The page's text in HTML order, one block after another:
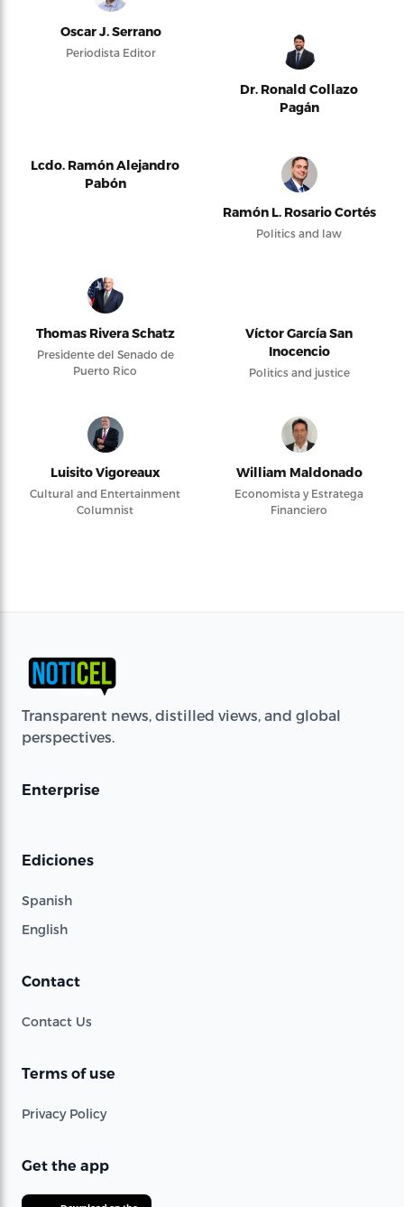
Oscar J. Serrano
Periodista Editor
Dr. Ronald Collazo
Pagán
Lcdo. Ramón Alejandro
Pabón
Ramón L. Rosario Cortés
Politics and law
Thomas Rivera Schatz
Presidente del Senado de
Puerto Rico
Víctor García San
Inocencio
Politics and justice
Luisito Vigoreaux
Cultural and Entertainment
Columnist
William Maldonado
Economista y Estratega
Financiero
Transparent news, distilled views, and global
perspectives.
Enterprise
Ediciones
Spanish
English
Contact
Contact Us
Terms of use
Privacy Policy
Get the app